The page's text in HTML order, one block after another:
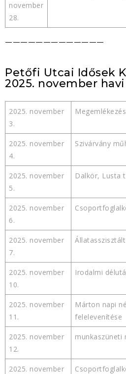
november
28.
—————————————
Petőfi Utcai Idősek
2025. november
2025. november
3.
2025. november
4.
Szivárvány
2025. november
5.
Dalkör, Lusta
2025. november
6.
2025. november
7.
2025. november
10.
Irodalmi
2025. november
11.
Márton napi
felelevenítése
2025. november
12.
2025. november